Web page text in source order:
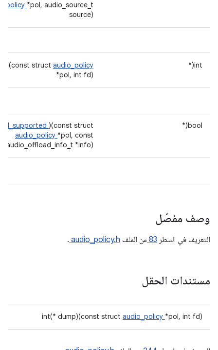
*pol, audio_source_t
source)
int(*
)(const struct audio_policy
*pol, int fd)
bool(*
)(const struct
audio_policy *pol, const
audio_offload_info_t *info)
وصف مفصّل
التعريف في السطر 83 من الملف audio_policy.h
.
مستندات الحقل
int(* dump)(const struct audio_policy *pol, int fd)